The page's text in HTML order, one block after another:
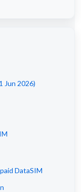
Jun 2026)
DataSIM